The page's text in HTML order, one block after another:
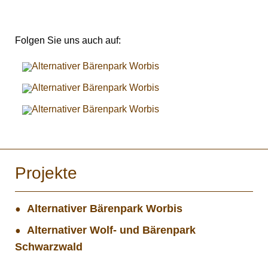
Folgen Sie uns auch auf:
Projekte
Alternativer Bärenpark Worbis
Alternativer Wolf- und Bärenpark
Schwarzwald